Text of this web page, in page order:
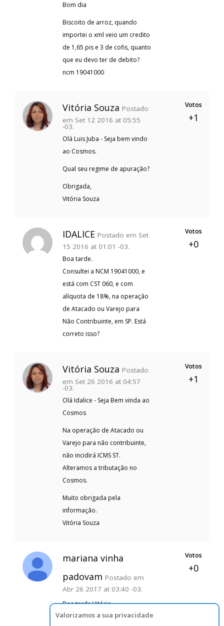
Bom dia
Biscoito de arroz, quando
importei o xml veio um credito
de 1,65 pis e 3 de cofis, quanto
que eu devo ter de debito?
ncm 19041000
Vitória Souza Postado
em Set 12 2016 at 05:55
-03.
Olá Luis Juba - Seja bem vindo
ao Cosmos.
Qual seu regime de apuração?
Obrigada,
Vitória Souza
Votos
+1
IDALICE Postado em Set
15 2016 at 01:01 -03.
Boa tarde.
Consultei a NCM 19041000, e
está com CST 060, e com
alíquota de 18%, na operação
de Atacado ou Varejo para
Não Contribuinte, em SP. Está
correto isso?
Votos
+0
Vitória Souza Postado
em Set 26 2016 at 04:57
-03.
Olá Idalice - Seja Bem vinda ao
Cosmos
Na operação de Atacado ou
Varejo para não contribuinte,
não incidirá ICMS ST.
Alteramos a tributação no
Cosmos.
Muito obrigada pela
informação.
Vitória Souza
Votos
+1
mariana vinha
padovam Postado em
Abr 26 2017 at 03:40 -03.
Boa tarde Vitória,
Votos
+0
Valorizamos a sua privacidade